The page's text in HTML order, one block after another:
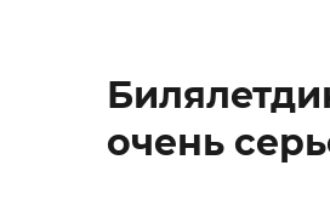
очень